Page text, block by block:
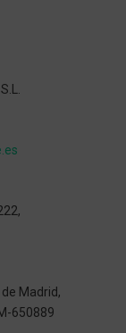
Madrid,
650889